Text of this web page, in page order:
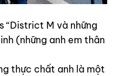
“District M và những
(những anh em thân
thực chất anh là một